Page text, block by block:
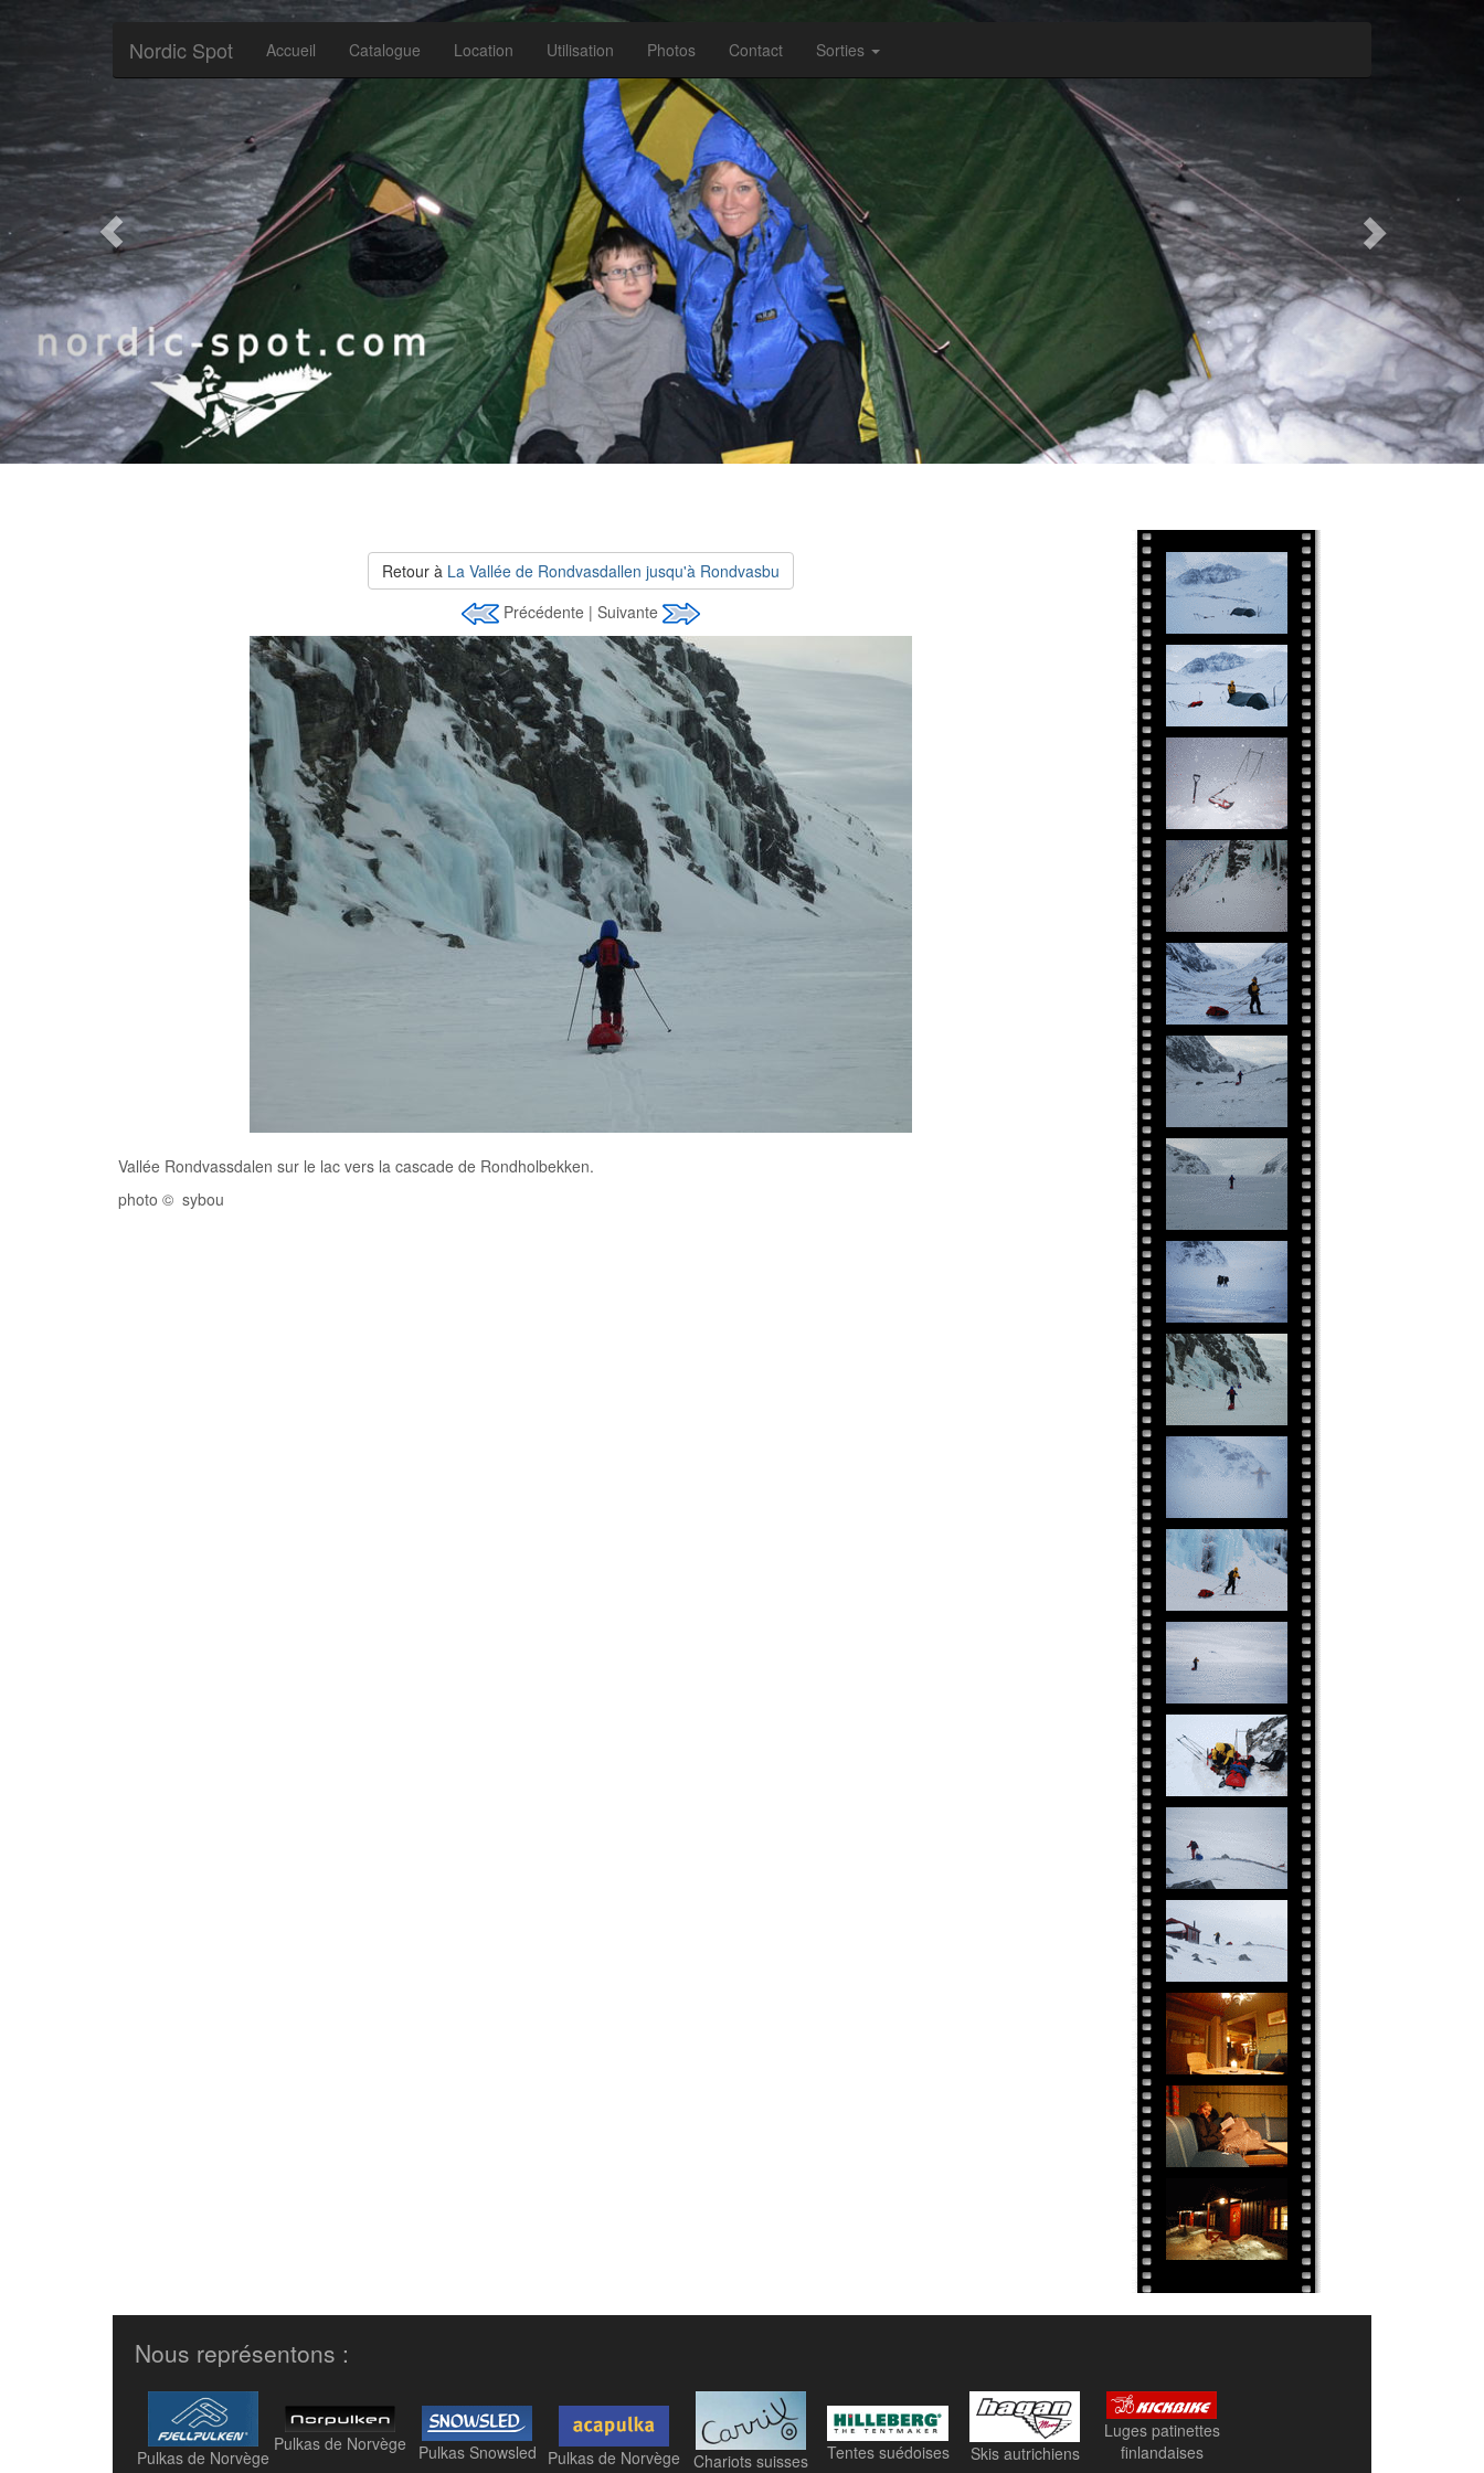
Nordic Spot Accueil Catalogue Location Utilisation Photos Contact Sorties
Retour à La Vallée de Rondvasdallen jusqu'à Rondvasbu
Précédente | Suivante
Vallée Rondvassdalen sur le lac vers la cascade de Rondholbekken.
photo © sybou
Nous représentons :
Pulkas de Norvège
Pulkas de Norvège Pulkas Snowsled Pulkas de Norvège Chariots suisses Tentes suédoises Skis autrichiens
Luges patinettes
finlandaises